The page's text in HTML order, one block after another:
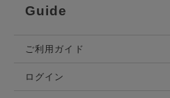
Guide
ご利用ガイド
ログイン